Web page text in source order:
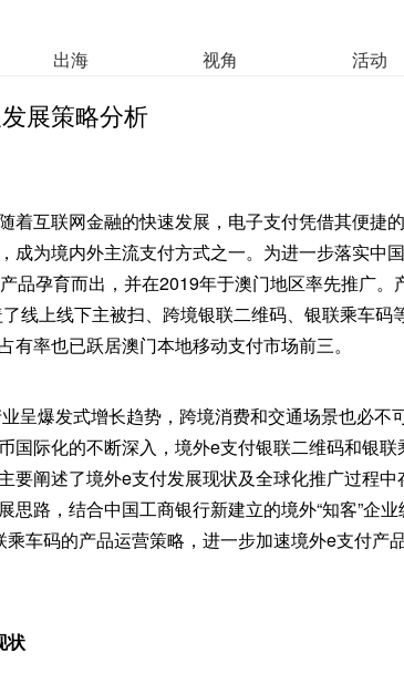
出海 视角 活动
展策略分析
着互联网金融的快速发展，电子支付凭借其便捷
成为境内外主流支付方式之一。为进一步落实中
品孕育而出，并在2019年于澳门地区率先推广。
线上线下主被扫、跨境银联二维码、银联乘车码
率也已跃居澳门本地移动支付市场前三。
呈爆发式增长趋势，跨境消费和交通场景也必不
国际化的不断深入，境外e支付银联二维码和银
要阐述了境外e支付发展现状及全球化推广过程中
思路，结合中国工商银行新建立的境外“知客”企
车码的产品运营策略，进一步加速境外e支付产
状